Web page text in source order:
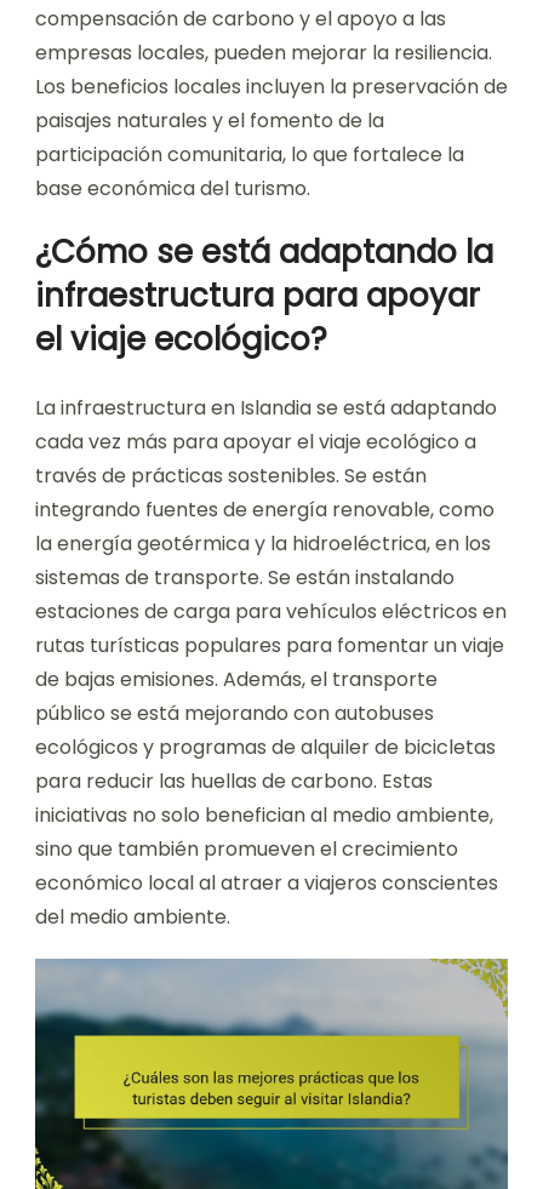
compensación de carbono y el apoyo a las
empresas locales, pueden mejorar la resiliencia.
Los beneficios locales incluyen la preservación de
paisajes naturales y el fomento de la
participación comunitaria, lo que fortalece la
base económica del turismo.
¿Cómo se está adaptando la
infraestructura para apoyar
el viaje ecológico?
La infraestructura en Islandia se está adaptando
cada vez más para apoyar el viaje ecológico a
través de prácticas sostenibles. Se están
integrando fuentes de energía renovable, como
la energía geotérmica y la hidroeléctrica, en los
sistemas de transporte. Se están instalando
estaciones de carga para vehículos eléctricos en
rutas turísticas populares para fomentar un viaje
de bajas emisiones. Además, el transporte
público se está mejorando con autobuses
ecológicos y programas de alquiler de bicicletas
para reducir las huellas de carbono. Estas
iniciativas no solo benefician al medio ambiente,
sino que también promueven el crecimiento
económico local al atraer a viajeros conscientes
del medio ambiente.